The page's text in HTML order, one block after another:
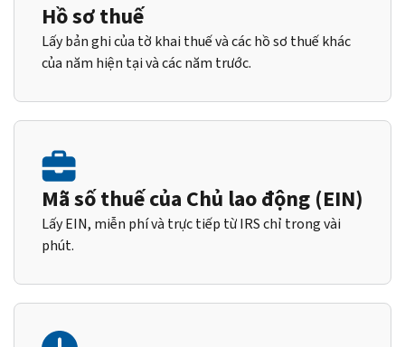
Hồ sơ thuế
Lấy bản ghi của tờ khai thuế và các hồ sơ thuế khác
của năm hiện tại và các năm trước.
Mã số thuế của Chủ lao động (EIN)
Lấy EIN, miễn phí và trực tiếp từ IRS chỉ trong vài
phút.